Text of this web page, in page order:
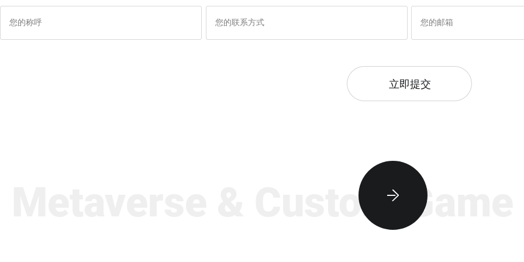
立即提交
& Custom Game